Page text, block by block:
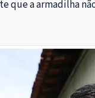
que a armadilha